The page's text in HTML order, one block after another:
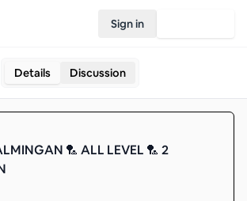
Sign in
Details Discussion
🏸 ALL LEVEL 🏸 2